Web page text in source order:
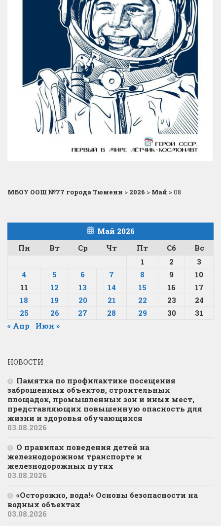
МБОУ ООШ №77 города Тюмени > 2026 > Май >08
Май 2026
Пн
Вт Ср Чт Пт Сб
Вс
1
2
3
4
5 6 7 8 9
10
11
12 13 14 15 16
17
18
19 20 21 22 23
24
25
26 27 28 29 30
31
« Апр
Июн »
НОВОСТИ
Памятка по профилактике посещения
заброшенных объектов, строительных
площадок, промышленных зон и иных мест,
представляющих повышенную опасность для
жизни и здоровья обучающихся
03.08.2026
О правилах поведения детей на
железнодорожном транспорте и
железнодорожных путях
03.08.2026
«Осторожно, вода!» Основы безопасности на
водных объектах
03.08.2026